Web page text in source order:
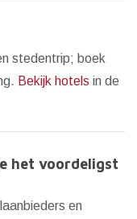
stedentrip; boek
Bekijk hotels in de
het voordeligst
en